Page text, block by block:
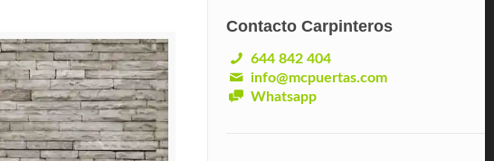
Contacto Carpinteros
644 842 404
info@mcpuertas.com
Whatsapp